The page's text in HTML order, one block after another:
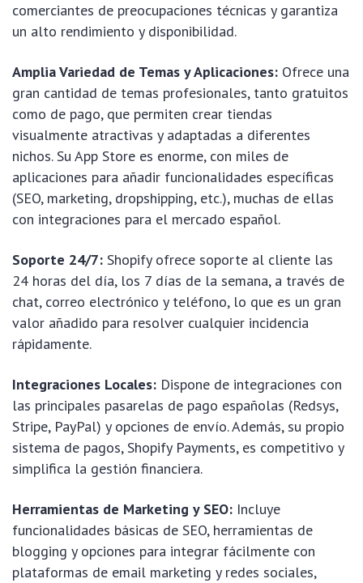
comerciantes de preocupaciones técnicas y garantiza
un alto rendimiento y disponibilidad.
Amplia Variedad de Temas y Aplicaciones: Ofrece una
gran cantidad de temas profesionales, tanto gratuitos
como de pago, que permiten crear tiendas
visualmente atractivas y adaptadas a diferentes
nichos. Su App Store es enorme, con miles de
aplicaciones para añadir funcionalidades específicas
(SEO, marketing, dropshipping, etc.), muchas de ellas
con integraciones para el mercado español.
Soporte 24/7: Shopify ofrece soporte al cliente las
24 horas del día, los 7 días de la semana, a través de
chat, correo electrónico y teléfono, lo que es un gran
valor añadido para resolver cualquier incidencia
rápidamente.
Integraciones Locales: Dispone de integraciones con
las principales pasarelas de pago españolas (Redsys,
Stripe, PayPal) y opciones de envío. Además, su propio
sistema de pagos, Shopify Payments, es competitivo y
simplifica la gestión financiera.
Herramientas de Marketing y SEO: Incluye
funcionalidades básicas de SEO, herramientas de
blogging y opciones para integrar fácilmente con
plataformas de email marketing y redes sociales,